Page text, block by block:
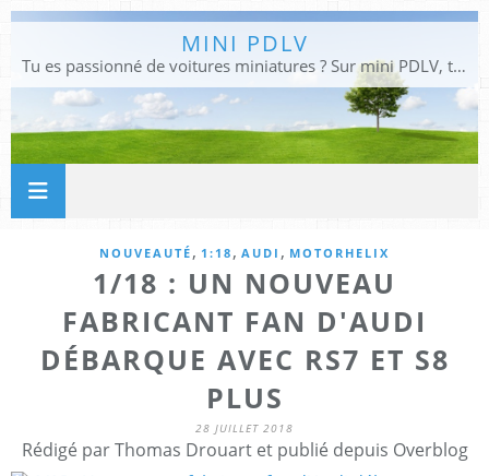
MINI PDLV
Tu es passionné de voitures miniatures ? Sur mini PDLV, tu trouveras les meilleurs bons plans pour acheter des voitures au 1:43, 1:18 ou 1:24. Tu pourras aussi découvrir des modèles de collection sous tous leurs angles. Pour ne rien louper de l'actualité des voitures miniatures, rejoins-nous !
NOUVEAUTÉ , 1:18 , AUDI , MOTORHELIX
1/18 : UN NOUVEAU
FABRICANT FAN D'AUDI
DÉBARQUE AVEC RS7 ET S8
PLUS
28 JUILLET 2018
Rédigé par Thomas Drouart et publié depuis Overblog